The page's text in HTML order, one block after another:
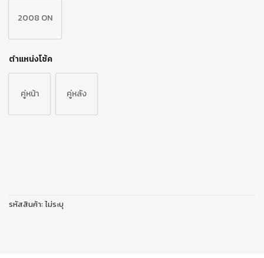
2008 ON
ตำแหน่งโช้ค
คู่หน้า คู่หลัง
รหัสสินค้า:ไม่ระบุ